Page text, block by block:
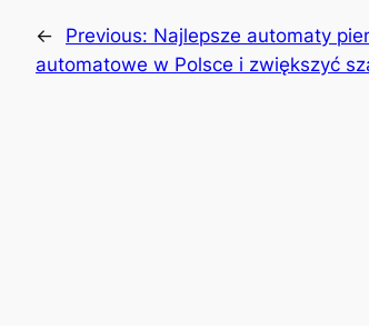
← Previous: Najlepsze automaty
automatowe w Polsce i zwiększyć